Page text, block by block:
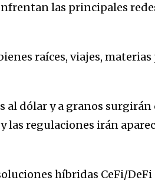
las principales
raíces, viajes,
al dólar y a granos surgirán
las regulaciones irán
híbridas CeFi/